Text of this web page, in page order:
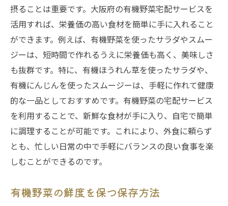
野菜の持つ本来の甘みを引き出すコツ
おうち時間を彩るヘルシースナック
健康と安心を両立する大阪府の有機野菜宅配サ
ービスの使い方
有機野菜の選び方と保存の知識
毎日の食生活に取り入れる活用法
家族みんなが楽しめるレシピ集
定期便のメリットと活用術
健康維持のための食材組み合わせ
サービス利用の流れと注意点
摂ることは重要です。大阪府の有機野菜宅配サービスを
活用すれば、栄養価の高い食材を簡単に手に入れること
ができます。例えば、有機野菜を使ったサラダやスムー
ジーは、短時間で作れるうえに栄養価も高く、美味しさ
も抜群です。特に、有機ほうれん草を使ったサラダや、
有機にんじんを使ったスムージーは、手軽に作れて健康
的な一品としておすすめです。有機野菜の宅配サービス
を利用することで、新鮮な食材が手に入り、自宅で簡単
に調理することが可能です。これにより、外食に頼らず
とも、忙しい日常の中で手軽にバランスの良い食事を楽
しむことができるのです。
有機野菜の鮮度を保つ保存方法